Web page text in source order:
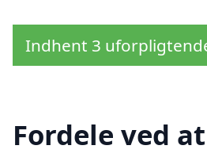
Indhent 3
Fordele ved